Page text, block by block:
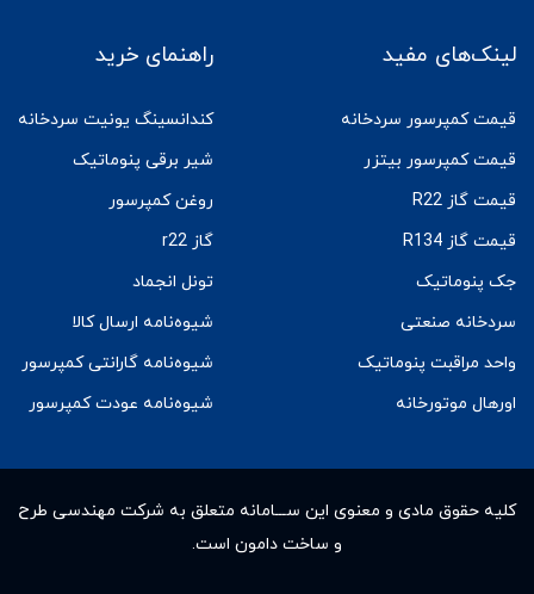
لینک‌های مفید
قیمت کمپرسور سردخانه
قیمت کمپرسور بیتزر
قیمت گاز R22
قیمت گاز R134
جک پنوماتیک
سردخانه صنعتی
واحد مراقبت پنوماتیک
اورهال موتورخانه
راهنمای خرید
کندانسینگ یونیت سردخانه
شیر برقی پنوماتیک
روغن کمپرسور
گاز r22
تونل انجماد
شیوه‌نامه ارسال کالا
شیوه‌نامه گارانتی کمپرسور
شیوه‌نامه عودت کمپرسور
کلیه حقوق مادى و معنوى این ســـامانه متعلق به شرکت مهندسی طرح
و ساخت دامون است.